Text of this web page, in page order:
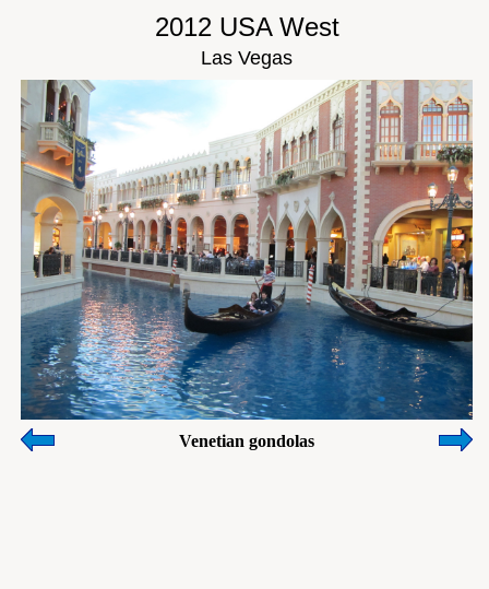
2012 USA West
Las Vegas
Venetian gondolas